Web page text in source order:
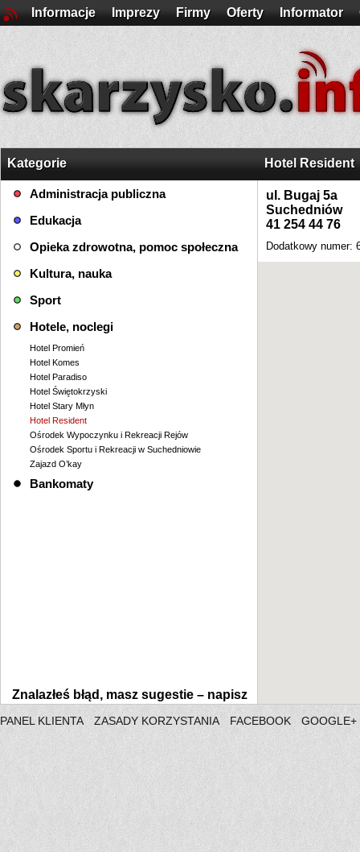
Informacje Imprezy Firmy Oferty Informator
Kategorie
Administracja publiczna
Edukacja
Opieka zdrowotna, pomoc społeczna
Kultura, nauka
Sport
Hotele, noclegi
Hotel Promień
Hotel Komes
Hotel Paradiso
Hotel Świętokrzyski
Hotel Stary Młyn
Hotel Resident
Ośrodek Wypoczynku i Rekreacji Rejów
Ośrodek Sportu i Rekreacji w Suchedniowie
Zajazd O’kay
Bankomaty
Znalazłeś błąd, masz sugestie – napisz
Hotel Resident
ul. Bugaj 5a
Suchedniów
41 254 44 76
Dodatkowy numer:
PANEL KLIENTA ZASADY KORZYSTANIA FACEBOOK GOOGLE+